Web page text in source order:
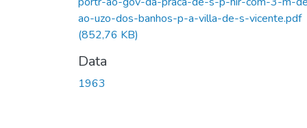
ao-uzo-dos-banhos-p-a-villa-de-s-vicente.pdf
(852,76 KB)
Data
1963